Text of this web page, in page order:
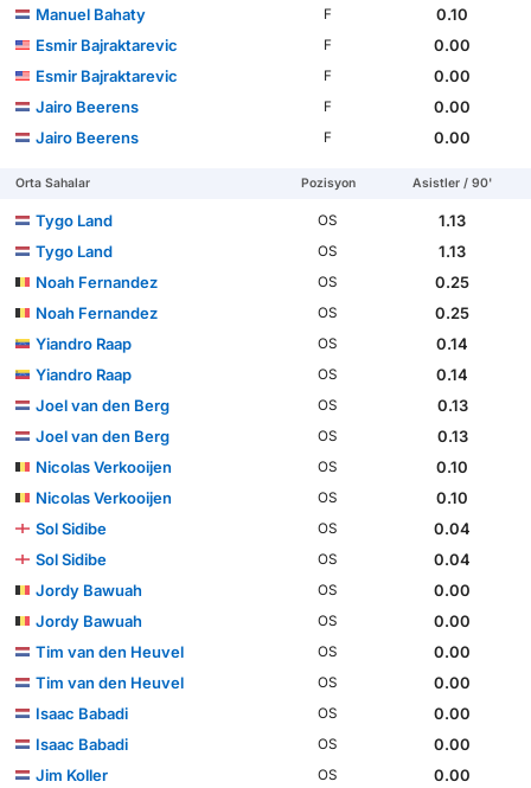
Manuel Bahaty
F
0.10
Esmir Bajraktarevic
F
0.00
Esmir Bajraktarevic
F
0.00
Jairo Beerens
F
0.00
Jairo Beerens
F 0.00
Orta Sahalar Pozisyon Asistler / 90'
Tygo Land OS
1.13
Tygo Land
OS
1.13
Noah Fernandez
OS
0.25
Noah Fernandez
OS
0.25
Yiandro Raap
OS
0.14
Yiandro Raap
OS
0.14
Joel van den Berg
OS
0.13
Joel van den Berg
OS
0.13
Nicolas Verkooijen
OS
0.10
Nicolas Verkooijen
OS
0.10
Sol Sidibe
OS
0.04
Sol Sidibe
OS
0.04
Jordy Bawuah
OS
0.00
Jordy Bawuah
OS
0.00
Tim van den Heuvel
OS
0.00
Tim van den Heuvel
OS
0.00
Isaac Babadi
OS
0.00
Isaac Babadi
OS
0.00
Jim Koller
OS
0.00